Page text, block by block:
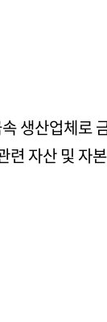
생산업체로
자산 및 자